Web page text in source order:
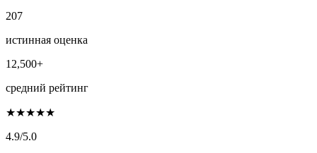
207
истинная оценка
12,500+
средний рейтинг
★★★★★
4.9/5.0